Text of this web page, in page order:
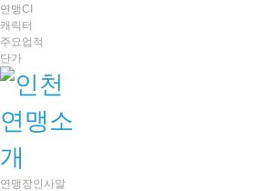
연맹CI
캐릭터
주요업적
단가
연맹장인사말